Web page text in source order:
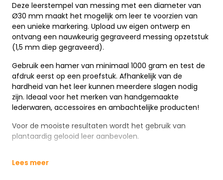
Deze leerstempel van messing met een diameter van
Ø30 mm maakt het mogelijk om leer te voorzien van
een unieke markering. Upload uw eigen ontwerp en
ontvang een nauwkeurig gegraveerd messing opzetstuk
(1,5 mm diep gegraveerd).
Gebruik een hamer van minimaal 1000 gram en test de
afdruk eerst op een proefstuk. Afhankelijk van de
hardheid van het leer kunnen meerdere slagen nodig
zijn. Ideaal voor het merken van handgemaakte
lederwaren, accessoires en ambachtelijke producten!
Voor de mooiste resultaten wordt het gebruik van
plantaardig gelooid leer aanbevolen.
Lees meer